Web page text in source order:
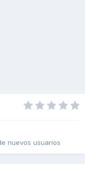
nuevos usuarios